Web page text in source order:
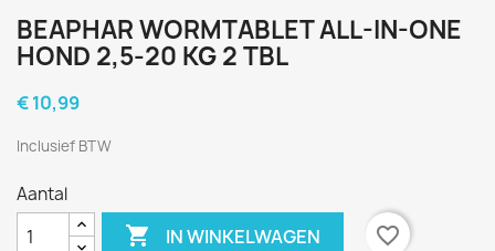
BEAPHAR WORMTABLET ALL-IN-ONE
HOND 2,5-20 KG 2 TBL
€ 10,99
Inclusief BTW
Aantal
 IN WINKELWAGEN favorite_border